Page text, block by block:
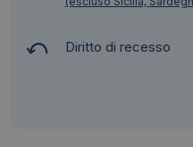
Diritto di recesso